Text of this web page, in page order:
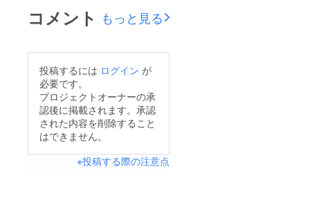
ありがとうございま
す。 先日、にこだま
素敵なアイデアが沢山
出て、更に良い物にな
ると確信致しまし
た。 今日はおてだま
て頂きます。4月16
コメント もっと見る
投稿するには ログイン が
必要です。
プロジェクトオーナーの承
認後に掲載されます。承認
された内容を削除すること
はできません。
※投稿する際の注意点